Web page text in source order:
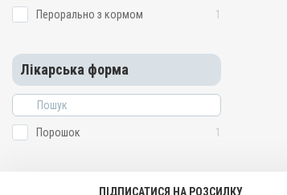
Перорально з кормом 1
Лікарська форма
Порошок 1
ПІДПИСАТИСЯ НА РОЗСИЛКУ